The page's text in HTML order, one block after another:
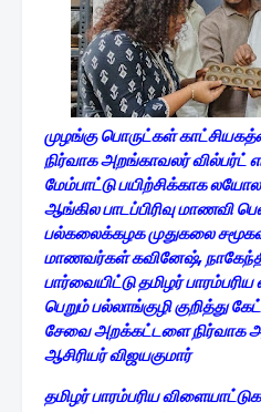
முழங்கு பொருட்கள்
நிர்வாக அறங்காவலர் வில்பர்ட்
மேம்பாட்டு பயிற்சிக்காக
ஆங்கில பாடப்பிரிவு மாணவி
பல்கலைக்கழக முதுகலை
மாணவர்கள் கவினேஷ்,
பார்வையிட்டு தமிழர்
பெறும் பல்லாங்குழி குறித்து
சேவை அறக்கட்டளை நிர்வாக
ஆசிரியர் விஜயகுமார்
தமிழர் பாரம்பரிய